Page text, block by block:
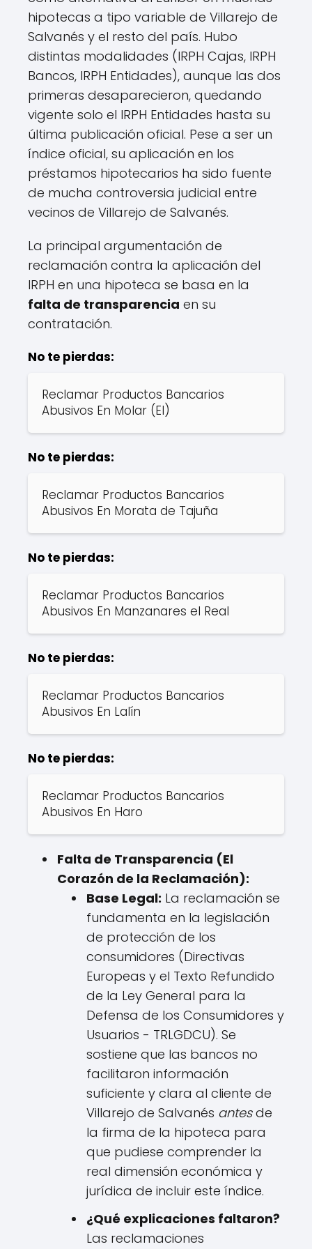
hipotecas a tipo variable de Villarejo de
Salvanés y el resto del país. Hubo
distintas modalidades (IRPH Cajas, IRPH
Bancos, IRPH Entidades), aunque las dos
primeras desaparecieron, quedando
vigente solo el IRPH Entidades hasta su
última publicación oficial. Pese a ser un
índice oficial, su aplicación en los
préstamos hipotecarios ha sido fuente
de mucha controversia judicial entre
vecinos de Villarejo de Salvanés.
La principal argumentación de
reclamación contra la aplicación del
IRPH en una hipoteca se basa en la
falta de transparencia en su
contratación.
No te pierdas:
Reclamar Productos Bancarios
Abusivos En Molar (El)
No te pierdas:
Reclamar Productos Bancarios
Abusivos En Morata de Tajuña
No te pierdas:
Reclamar Productos Bancarios
Abusivos En Manzanares el Real
No te pierdas:
Reclamar Productos Bancarios
Abusivos En Lalín
No te pierdas:
Reclamar Productos Bancarios
Abusivos En Haro
Falta de Transparencia (El
Corazón de la Reclamación):
Base Legal: La reclamación se
fundamenta en la legislación
de protección de los
consumidores (Directivas
Europeas y el Texto Refundido
de la Ley General para la
Defensa de los Consumidores y
Usuarios - TRLGDCU). Se
sostiene que las bancos no
facilitaron información
suficiente y clara al cliente de
Villarejo de Salvanés antesde
la firma de la hipoteca para
que pudiese comprender la
real dimensión económica y
jurídica de incluir este índice.
¿Qué explicaciones faltaron?
Las reclamaciones